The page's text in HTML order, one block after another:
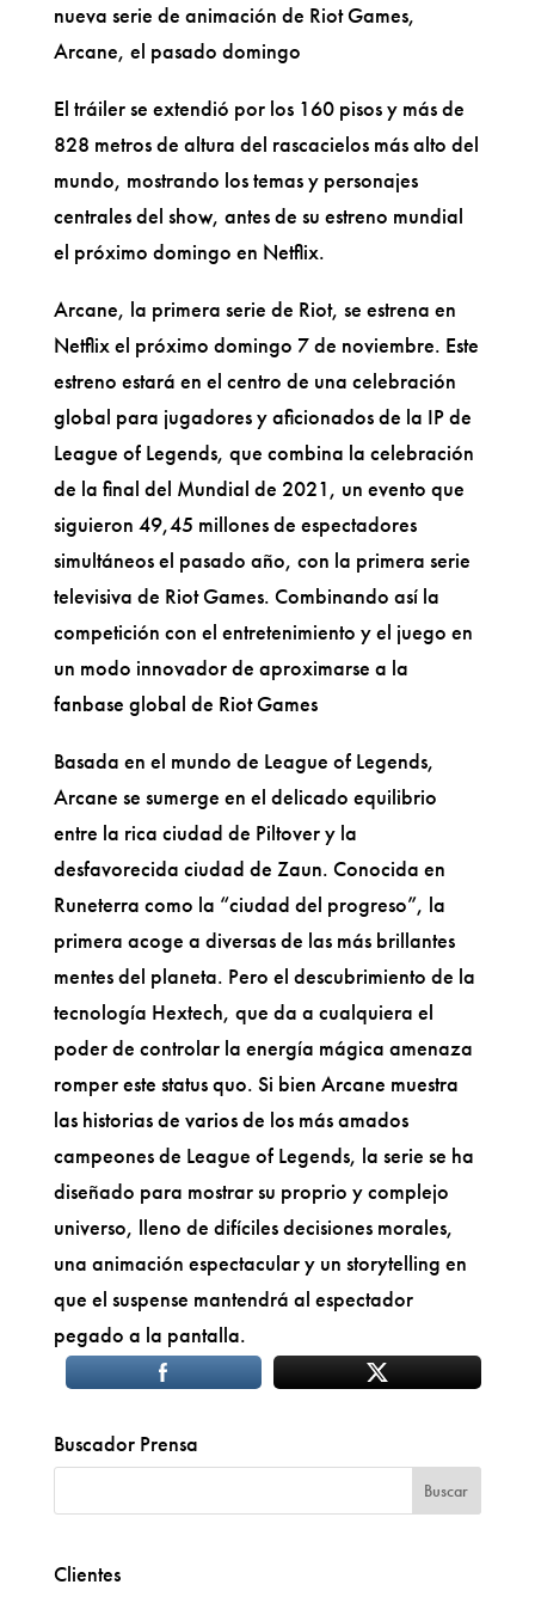
nueva serie de animación de Riot Games,
Arcane, el pasado domingo
El tráiler se extendió por los 160 pisos y más de
828 metros de altura del rascacielos más alto del
mundo, mostrando los temas y personajes
centrales del show, antes de su estreno mundial
el próximo domingo en Netflix.
Arcane, la primera serie de Riot, se estrena en
Netflix el próximo domingo 7 de noviembre. Este
estreno estará en el centro de una celebración
global para jugadores y aficionados de la IP de
League of Legends, que combina la celebración
de la final del Mundial de 2021, un evento que
siguieron 49,45 millones de espectadores
simultáneos el pasado año, con la primera serie
televisiva de Riot Games. Combinando así la
competición con el entretenimiento y el juego en
un modo innovador de aproximarse a la
fanbase global de Riot Games
Basada en el mundo de League of Legends,
Arcane se sumerge en el delicado equilibrio
entre la rica ciudad de Piltover y la
desfavorecida ciudad de Zaun. Conocida en
Runeterra como la “ciudad del progreso”, la
primera acoge a diversas de las más brillantes
mentes del planeta. Pero el descubrimiento de la
tecnología Hextech, que da a cualquiera el
poder de controlar la energía mágica amenaza
romper este status quo. Si bien Arcane muestra
las historias de varios de los más amados
campeones de League of Legends, la serie se ha
diseñado para mostrar su proprio y complejo
universo, lleno de difíciles decisiones morales,
una animación espectacular y un storytelling en
que el suspense mantendrá al espectador
pegado a la pantalla.
Buscador Prensa
Clientes